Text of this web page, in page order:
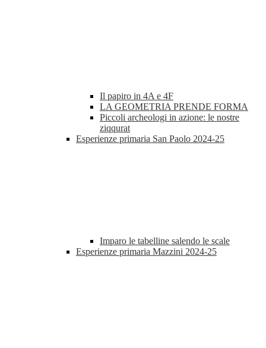
Il papiro in 4A e 4F
LA GEOMETRIA PRENDE FORMA
Piccoli archeologi in azione: le nostre
ziqqurat
Esperienze primaria San Paolo 2024-25
Imparo le tabelline salendo le scale
Esperienze primaria Mazzini 2024-25